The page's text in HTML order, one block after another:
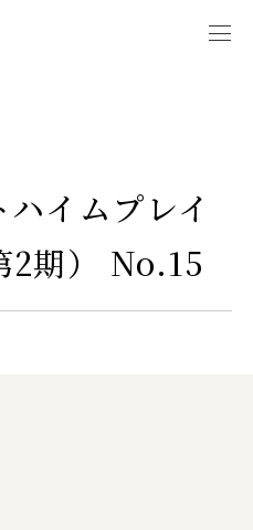
イムプレイ
期） No.15